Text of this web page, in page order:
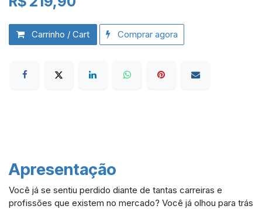
Carrinho / Cart Comprar agora
Apresentação
Você já se sentiu perdido diante de tantas carreiras e
profissões que existem no mercado? Você já olhou para trás